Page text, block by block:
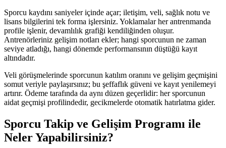
Sporcu kaydını saniyeler içinde açar; iletişim, veli, sağlık notu ve
lisans bilgilerini tek forma işlersiniz. Yoklamalar her antrenmanda
profile işlenir, devamlılık grafiği kendiliğinden oluşur.
Antrenörleriniz gelişim notları ekler; hangi sporcunun ne zaman
seviye atladığı, hangi dönemde performansının düştüğü kayıt
altındadır.
Veli görüşmelerinde sporcunun katılım oranını ve gelişim geçmişini
somut veriyle paylaşırsınız; bu şeffaflık güveni ve kayıt yenilemeyi
artırır. Ödeme tarafında da aynı düzen geçerlidir: her sporcunun
aidat geçmişi profilindedir, gecikmelerde otomatik hatırlatma gider.
Sporcu Takip ve Gelişim Programı ile
Neler Yapabilirsiniz?